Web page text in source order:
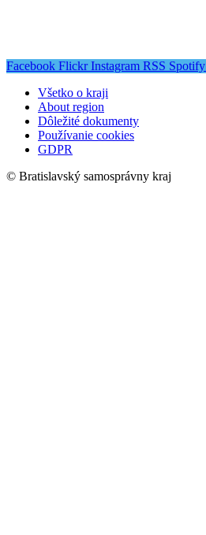
Facebook Flickr Instagram RSS Spotify
Všetko o kraji
About region
Dôležité dokumenty
Používanie cookies
GDPR
© Bratislavský samosprávny kraj